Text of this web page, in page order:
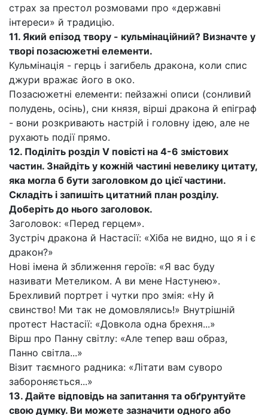
страх за престол розмовами про «державні
інтереси» й традицію.
11. Який епізод твору - кульмінаційний? Визначте у
творі позасюжетні елементи.
Кульмінація - герць і загибель дракона, коли спис
джури вражає його в око.
Позасюжетні елементи: пейзажні описи (сонливий
полудень, осінь), сни князя, вірші дракона й епіграф
- вони розкривають настрій і головну ідею, але не
рухають події прямо.
12. Поділіть розділ V повісті на 4-6 змістових
частин. Знайдіть у кожній частині невелику цитату,
яка могла б бути заголовком до цієї частини.
Складіть і запишіть цитатний план розділу.
Доберіть до нього заголовок.
Заголовок: «Перед герцем».
Зустріч дракона й Настасії: «Хіба не видно, що я і є
дракон?»
Нові імена й зближення героїв: «Я вас буду
називати Метеликом. А ви мене Настунею».
Брехливий портрет і чутки про змія: «Ну й
свинство! Ми так не домовлялись!» Внутрішній
протест Настасії: «Довкола одна брехня...»
Вірш про Панну світлу: «Але тепер ваш образ,
Панно світла...»
Візит таємного радника: «Літати вам суворо
забороняється...»
13. Дайте відповідь на запитання та обґрунтуйте
свою думку. Ви можете зазначити одного або